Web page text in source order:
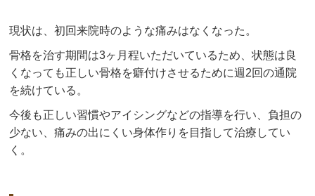
現状は、初回来院時のような痛みはなくなった。
骨格を治す期間は3ヶ月程いただいているため、状態は良
くなっても正しい骨格を癖付けさせるために週2回の通院
を続けている。
今後も正しい習慣やアイシングなどの指導を行い、負担の
少ない、痛みの出にくい身体作りを目指して治療してい
く。